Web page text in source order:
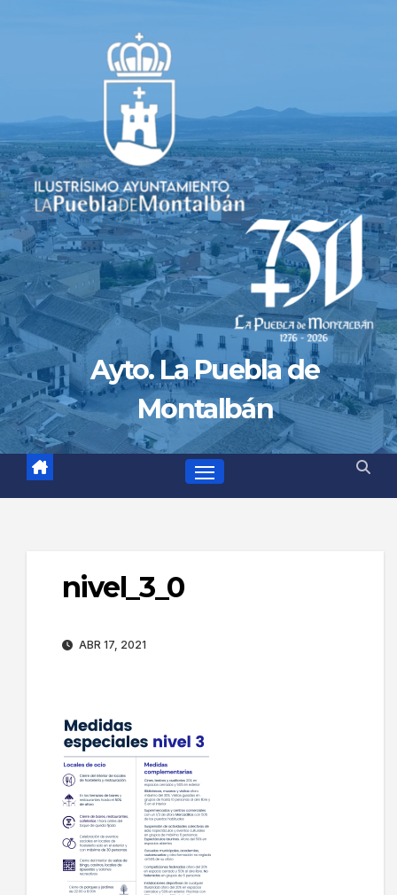
Ayto. La Puebla de
Montalbán
nivel_3_0
ABR 17, 2021